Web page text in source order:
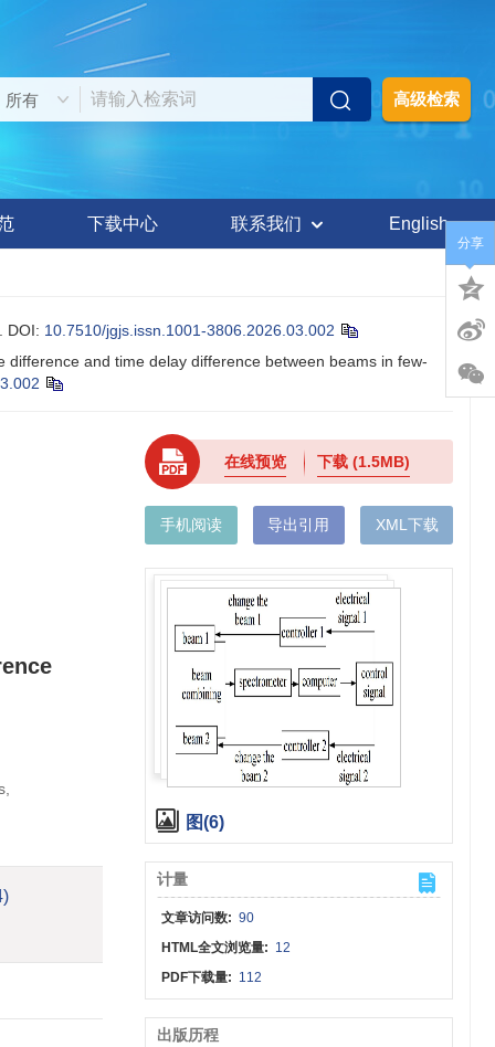
高级检索
下载中心 联系我们 English
DOI: 10.7510/jgjs.issn.1001-3806.2026.03.002
and time delay difference between beams in few-
在线预览 下载(1.5MB)
手机阅读 导出引用 XML下载
图(6)
计量
文章访问数: 90
HTML全文浏览量: 12
PDF下载量: 112
出版历程
分享